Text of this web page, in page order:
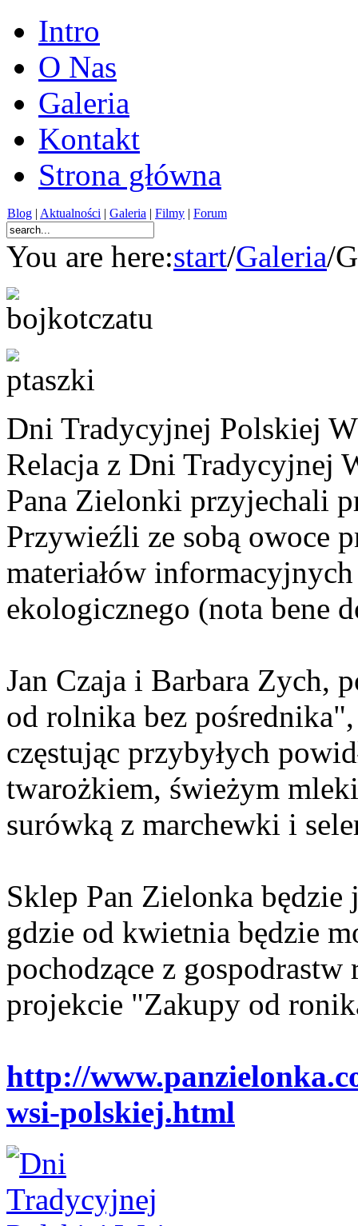
Intro
O Nas
Galeria
Kontakt
Strona główna
Blog | Aktualności | Galeria | Filmy | Forum
You are here:start/Galeria/
Dni Tradycyjnej Polskiej
Relacja z Dni Tradycyjnej
Pana Zielonki przyjechali
Przywieźli ze sobą owoce
materiałów
ekologicznego (nota bene
Jan Czaja i Barbara Zych,
od rolnika bez
częstując przybyłych
twarożkiem, świeżym
surówką z marchewki i
Sklep Pan Zielonka
gdzie od kwietnia będzie
pochodzące z
projekcie "Zakupy od
http://
wsi-polskiej.html